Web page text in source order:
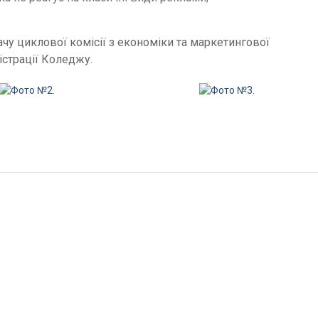
циклової комісії з економіки та маркетингової
Коледжу.